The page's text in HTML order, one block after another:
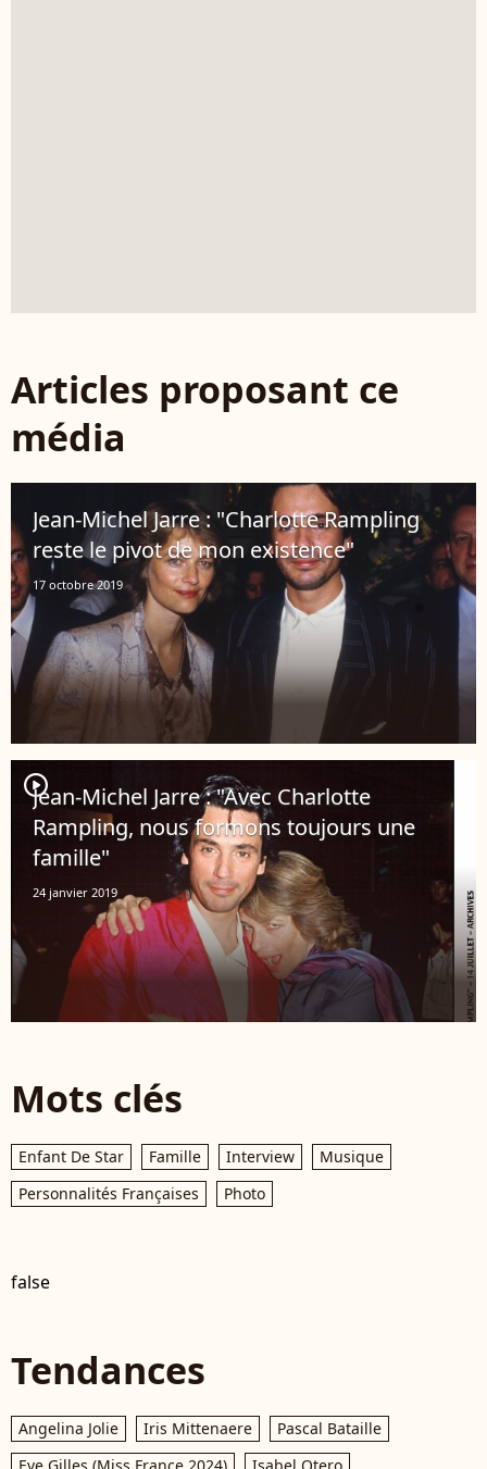
Articles proposant ce
média
Jean-Michel Jarre : "Charlotte Rampling
reste le pivot de mon existence"
17 octobre 2019
player2
Jean-Michel Jarre : "Avec Charlotte
Rampling, nous formons toujours une
famille"
24 janvier 2019
Mots clés
Enfant De Star Famille Interview
Musique
Personnalités Françaises
Photo
false
Tendances
Angelina Jolie Iris Mittenaere
Pascal Bataille